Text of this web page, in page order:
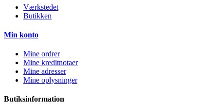
Værkstedet
Butikken
Min konto
Mine ordrer
Mine kreditnotaer
Mine adresser
Mine oplysninger
Butiksinformation